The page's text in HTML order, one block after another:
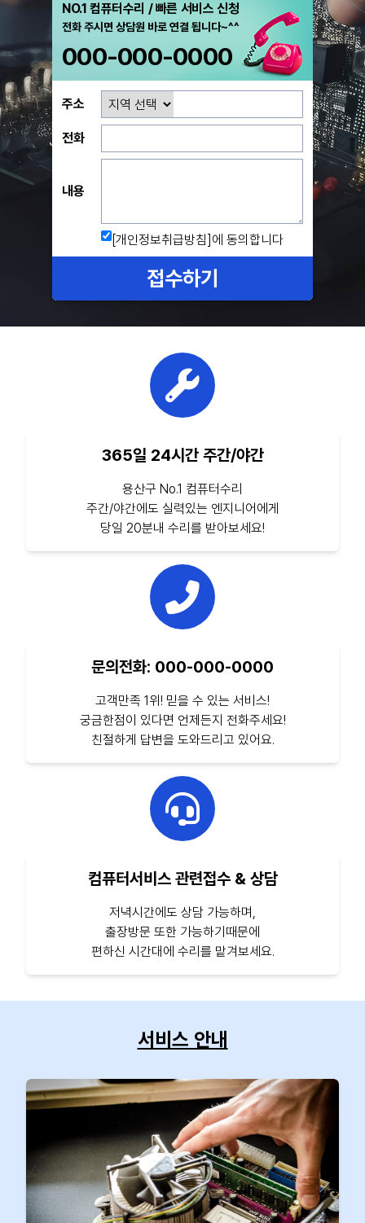
NO.1 컴퓨터수리 / 빠른 서비스 신청
전화 주시면 상담원 바로 연결 됩니다~^^
000-000-0000
주소
전화
내용
[개인정보취급방침] 에 동의합니다
접수하기
365일 24시간 주간/야간
용산구 No.1 컴퓨터수리
주간/야간에도 실력있는 엔지니어에게
당일 20분내 수리를 받아보세요!
문의전화: 000-000-0000
고객만족 1위! 믿을 수 있는 서비스!
궁금한점이 있다면 언제든지 전화주세요!
친절하게 답변을 도와드리고 있어요.
컴퓨터서비스 관련접수 & 상담
저녁시간에도 상담 가능하며,
출장방문 또한 가능하기때문에
편하신 시간대에 수리를 맡겨보세요.
서비스 안내